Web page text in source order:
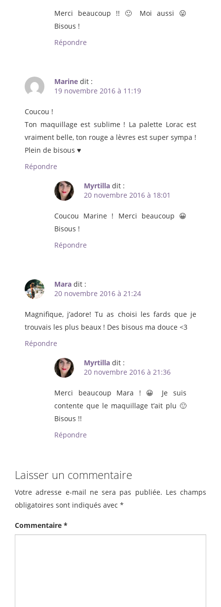
Merci beaucoup !! 🙂 Moi aussi 😛
Bisous !
Répondre
Marine dit :
19 novembre 2016 à 11:19
Coucou !
Ton maquillage est sublime ! La palette Lorac est
vraiment belle, ton rouge a lèvres est super sympa !
Plein de bisous ♥
Répondre
Myrtilla dit :
20 novembre 2016 à 18:01
Coucou Marine ! Merci beaucoup 😀
Bisous !
Répondre
Mara dit :
20 novembre 2016 à 21:24
Magnifique, j’adore! Tu as choisi les fards que je
trouvais les plus beaux ! Des bisous ma douce <3
Répondre
Myrtilla dit :
20 novembre 2016 à 21:36
Merci beaucoup Mara ! 😀 Je suis
contente que le maquillage t’ait plu 🙂
Bisous !!
Répondre
Laisser un commentaire
Votre adresse e-mail ne sera pas publiée. Les champs
obligatoires sont indiqués avec *
Commentaire *